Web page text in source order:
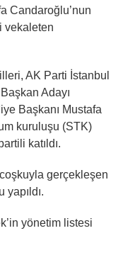
Candaroğlu’nun
vekaleten
AK Parti İstanbul
Adayı
Başkanı Mustafa
kuruluşu (STK)
katıldı.
gerçekleşen
yönetim listesi